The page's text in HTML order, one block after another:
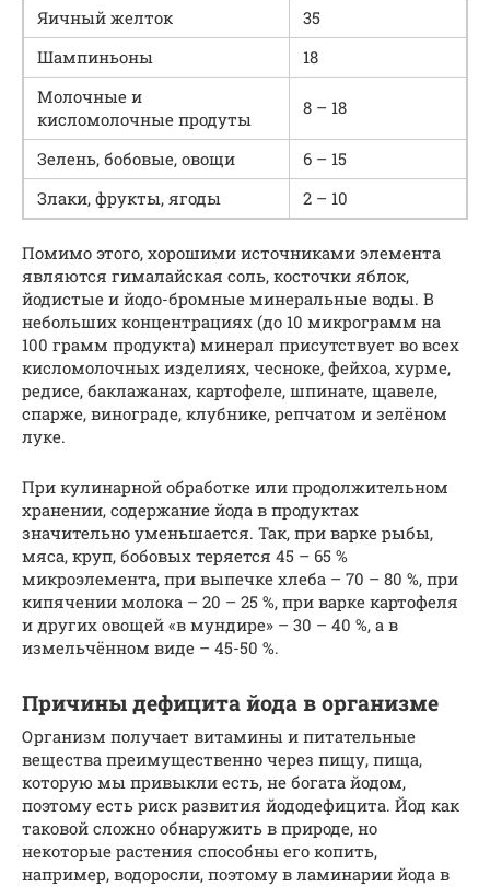
Яичный желток
35
Шампиньоны
18
Молочные и
кисломолочные продуты
8 – 18
Зелень, бобовые, овощи
6 – 15
Злаки, фрукты, ягоды
2 – 10
Помимо этого, хорошими источниками элемента
являются гималайская соль, косточки яблок,
йодистые и йодо-бромные минеральные воды. В
небольших концентрациях (до 10 микрограмм на
100 грамм продукта) минерал присутствует во всех
кисломолочных изделиях, чесноке, фейхоа, хурме,
редисе, баклажанах, картофеле, шпинате, щавеле,
спарже, винограде, клубнике, репчатом и зелёном
луке.
При кулинарной обработке или продолжительном
хранении, содержание йода в продуктах
значительно уменьшается. Так, при варке рыбы,
мяса, круп, бобовых теряется 45 – 65 %
микроэлемента, при выпечке хлеба – 70 – 80 %, при
кипячении молока – 20 – 25 %, при варке картофеля
и других овощей «в мундире» – 30 – 40 %, а в
измельчённом виде – 45-50 %.
Причины дефицита йода в организме
Организм получает витамины и питательные
вещества преимущественно через пищу, пища,
которую мы привыкли есть, не богата йодом,
поэтому есть риск развития йододефицита. Йод как
таковой сложно обнаружить в природе, но
некоторые растения способны его копить,
например, водоросли, поэтому в ламинарии йода в